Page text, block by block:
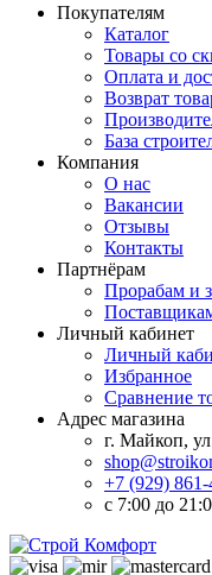
Покупателям
Каталог
Товары со
Оплата и
Возврат
База
Компания
О нас
Вакансии
Отзывы
Контакты
Партнёрам
Прорабам и
Личный кабинет
Личный
Избранное
Сравнение
Адрес магазина
г. Майкоп,
+7 (929)
с 7:00 до